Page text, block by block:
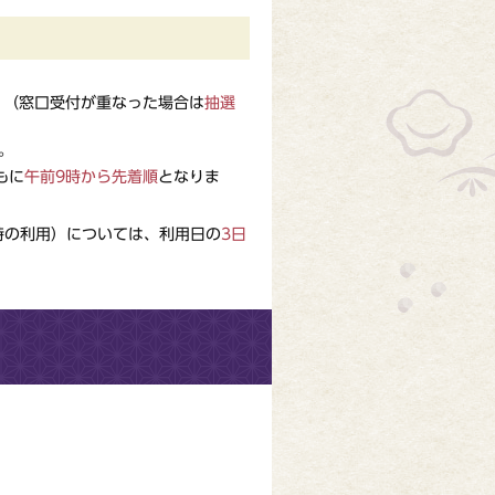
窓口受付が重なった場合は抽選
に午前9時から先着順となりま
利用）については、利用日の3日